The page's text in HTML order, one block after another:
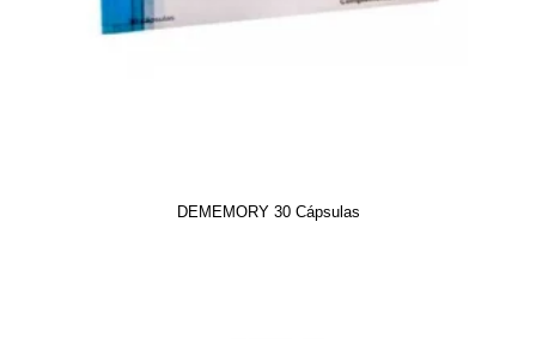
DEMEMORY 30 Cápsulas